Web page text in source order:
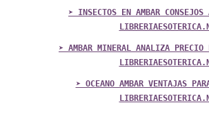
➤ INSECTOS EN AMBAR CONSEJOS
➤ AMBAR MINERAL ANALIZA PRECIO
➤ OCEANO AMBAR VENTAJAS